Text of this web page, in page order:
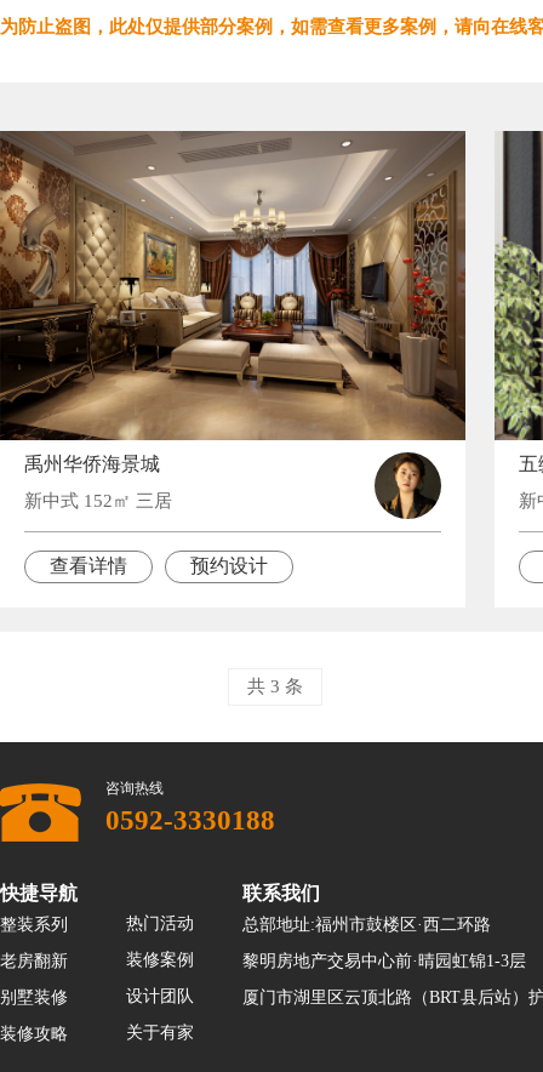
为防止盗图，此处仅提供部分案例，如需查看更多案例，请向在线
禹州华侨海景城
新中式 152㎡ 三居
查看详情 预约设计
五
新
共 3 条
咨询热线
0592-3330188
快捷导航
整装系列
老房翻新
别墅装修
装修攻略
热门活动
装修案例
设计团队
关于有家
联系我们
总部地址:福州市鼓楼区·西二环路
黎明房地产交易中心前·晴园虹锦1-3层
厦门市湖里区云顶北路（BRT县后站）